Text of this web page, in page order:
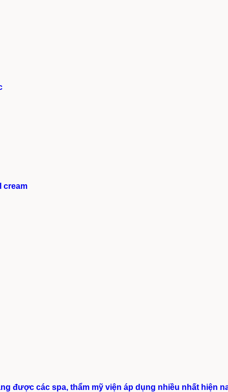
cream
được các spa, thẩm mỹ viện áp dụng nhiều nhất hiện